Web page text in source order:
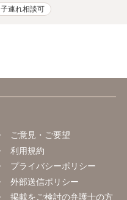
子連れ相談可
ご意見・ご要望
利用規約
プライバシーポリシー
外部送信ポリシー
掲載をご検討の弁護士の方